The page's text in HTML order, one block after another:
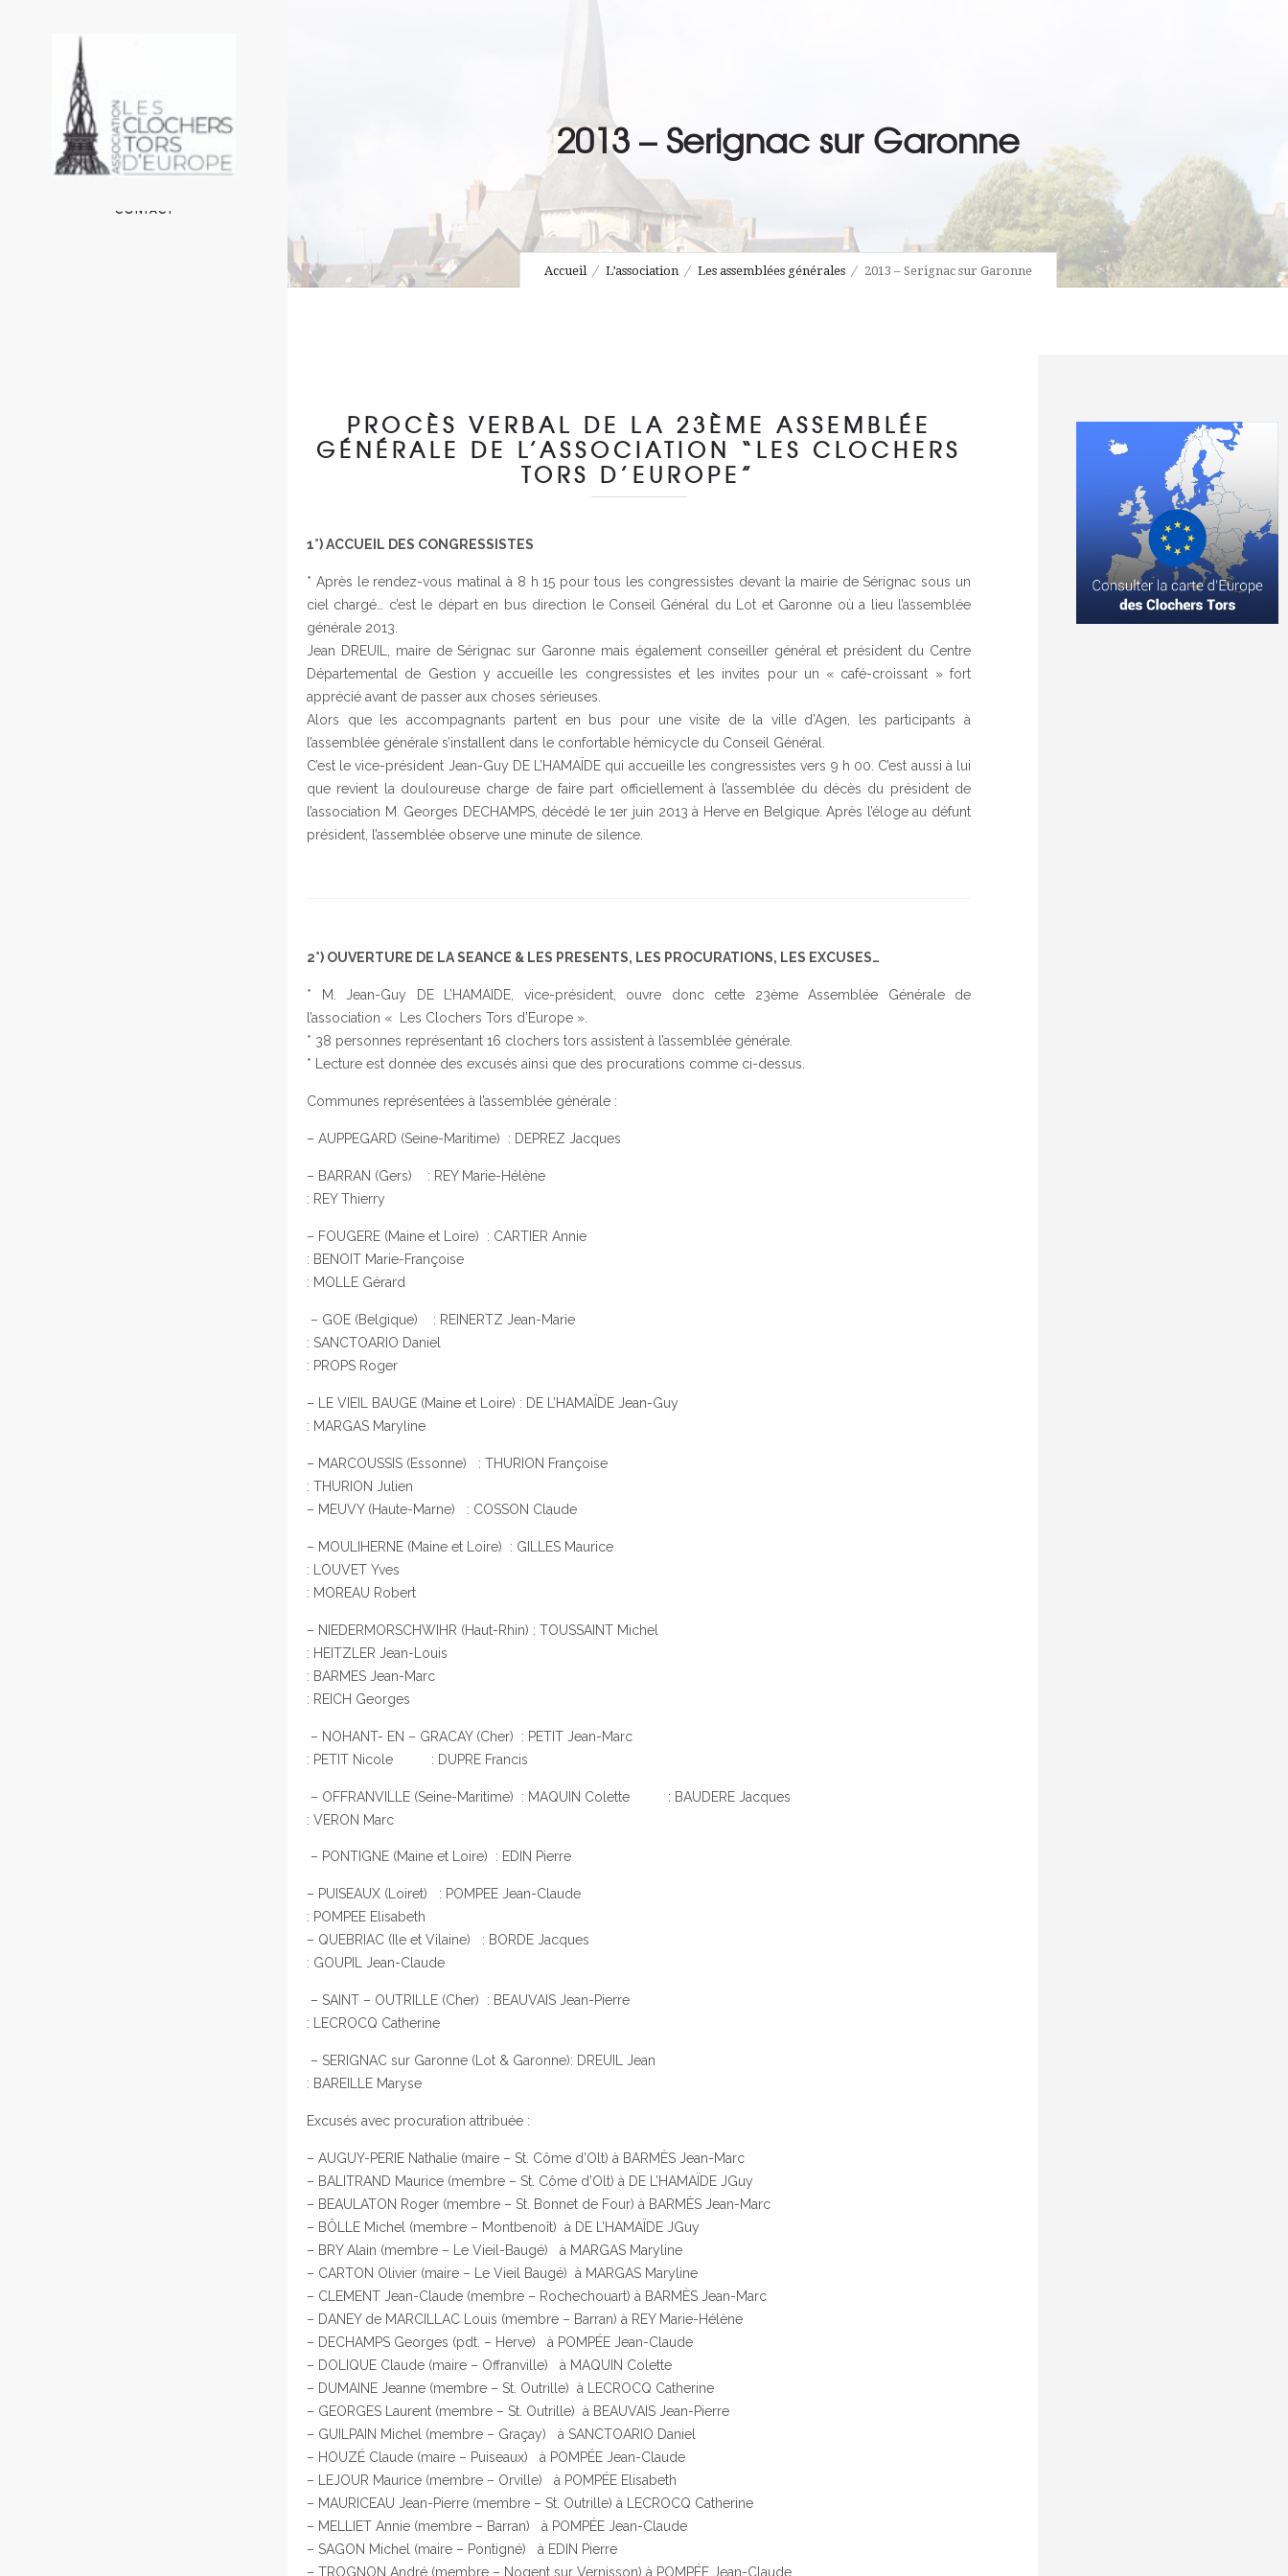
LES CLOCHERS EN EUROPE
UN PEU DE TECHNIQUE
AUTOUR DE L’ASSOCIATION
CONTACT
2013 – Serignac sur Garonne
Accueil L’association Les assemblées générales 2013 – Serignac sur Garonne
PROCÈS VERBAL DE LA 23ÈME ASSEMBLÉE
GÉNÉRALE DE L’ASSOCIATION “LES CLOCHERS
TORS D’EUROPE”
1°)ACCUEIL DES CONGRESSISTES
* Après le rendez-vous matinal à 8 h 15 pour tous les congressistes devant la mairie de Sérignac sous un
ciel chargé… c’est le départ en bus direction le Conseil Général du Lot et Garonne où a lieu l’assemblée
générale 2013.
Jean DREUIL, maire de Sérignac sur Garonne mais également conseiller général et président du Centre
Départemental de Gestion y accueille les congressistes et les invites pour un « café-croissant » fort
apprécié avant de passer aux choses sérieuses.
Alors que les accompagnants partent en bus pour une visite de la ville d’Agen, les participants à
l’assemblée générale s’installent dans le confortable hémicycle du Conseil Général.
C’est le vice-président Jean-Guy DE L’HAMAÏDE qui accueille les congressistes vers 9 h 00. C’est aussi à lui
que revient la douloureuse charge de faire part officiellement à l’assemblée du décès du président de
l’association M. Georges DECHAMPS, décédé le 1er juin 2013 à Herve en Belgique. Après l’éloge au défunt
président, l’assemblée observe une minute de silence.
2°) OUVERTURE DE LA SEANCE & LES PRESENTS, LES PROCURATIONS, LES EXCUSES…
* M. Jean-Guy DE L’HAMAIDE, vice-président, ouvre donc cette 23ème Assemblée Générale de
l’association « Les Clochers Tors d’Europe ».
* 38 personnes représentant 16 clochers tors assistent à l’assemblée générale.
* Lecture est donnée des excusés ainsi que des procurations comme ci-dessus.
Communes représentées à l’assemblée générale :
– AUPPEGARD (Seine-Maritime) : DEPREZ Jacques
– BARRAN (Gers) : REY Marie-Hélène
: REY Thierry
– FOUGERE (Maine et Loire) : CARTIER Annie
: BENOIT Marie-Françoise
: MOLLE Gérard
– GOE (Belgique) : REINERTZ Jean-Marie
: SANCTOARIO Daniel
: PROPS Roger
– LE VIEIL BAUGE (Maine et Loire) : DE L’HAMAÏDE Jean-Guy
: MARGAS Maryline
– MARCOUSSIS (Essonne) : THURION Françoise
: THURION Julien
– MEUVY (Haute-Marne) : COSSON Claude
– MOULIHERNE (Maine et Loire) : GILLES Maurice
: LOUVET Yves
: MOREAU Robert
– NIEDERMORSCHWIHR (Haut-Rhin) : TOUSSAINT Michel
: HEITZLER Jean-Louis
: BARMES Jean-Marc
: REICH Georges
– NOHANT- EN – GRACAY (Cher) : PETIT Jean-Marc
: PETIT Nicole : DUPRE Francis
– OFFRANVILLE (Seine-Maritime) : MAQUIN Colette : BAUDERE Jacques
: VERON Marc
– PONTIGNE (Maine et Loire) : EDIN Pierre
– PUISEAUX (Loiret) : POMPEE Jean-Claude
: POMPEE Elisabeth
– QUEBRIAC (Ile et Vilaine) : BORDE Jacques
: GOUPIL Jean-Claude
– SAINT – OUTRILLE (Cher) : BEAUVAIS Jean-Pierre
: LECROCQ Catherine
– SERIGNAC sur Garonne (Lot & Garonne): DREUIL Jean
: BAREILLE Maryse
Excusés avec procuration attribuée :
– AUGUY-PERIE Nathalie (maire – St. Côme d’Olt) à BARMÈS Jean-Marc
– BALITRAND Maurice (membre – St. Côme d’Olt) à DE L’HAMAÏDE JGuy
– BEAULATON Roger (membre – St. Bonnet de Four) à BARMÈS Jean-Marc
– BÔLLE Michel (membre – Montbenoît) à DE L’HAMAÏDE JGuy
– BRY Alain (membre – Le Vieil-Baugé) à MARGAS Maryline
– CARTON Olivier (maire – Le Vieil Baugé) à MARGAS Maryline
– CLEMENT Jean-Claude (membre – Rochechouart) à BARMÈS Jean-Marc
– DANEY de MARCILLAC Louis (membre – Barran) à REY Marie-Hélène
– DECHAMPS Georges (pdt. – Herve) à POMPÉE Jean-Claude
– DOLIQUE Claude (maire – Offranville) à MAQUIN Colette
– DUMAINE Jeanne (membre – St. Outrille) à LECROCQ Catherine
– GEORGES Laurent (membre – St. Outrille) à BEAUVAIS Jean-Pierre
– GUILPAIN Michel (membre – Graçay) à SANCTOARIO Daniel
– HOUZÉ Claude (maire – Puiseaux) à POMPÉE Jean-Claude
– LEJOUR Maurice (membre – Orville) à POMPÉE Elisabeth
– MAURICEAU Jean-Pierre (membre – St. Outrille) à LECROCQ Catherine
– MELLIET Annie (membre – Barran) à POMPÉE Jean-Claude
– SAGON Michel (maire – Pontigné) à EDIN Pierre
– TROGNON André (membre – Nogent sur Vernisson) à POMPÉE Jean-Claude